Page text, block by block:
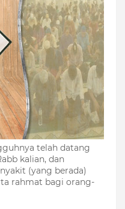
telah datang
kalian, dan
(yang berada)
rahmat bagi orang-